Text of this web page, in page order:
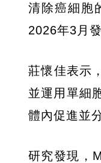
清除癌細胞
2026年3月
莊懷佳表示
並運用單細
體內促進並
研究發現，